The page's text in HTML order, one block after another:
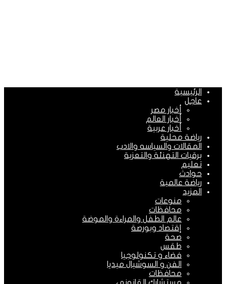
الرئيسية
عاجل
أخبار مصر
أخبار العالم
أخبار عربية
رياضة محلية
المقالات والسياسه والادب
برقيات التهنئة والتعزية
تعليم
حوادث
رياضة عالمية
المزيد
منوعات
محافظات
عالم الطفل والمراءة والموضة
إقتصاد وبورصة
صحة
طقس
فضاء و تكنولوجيا
الفن و السوشيال ميديا
محافظات